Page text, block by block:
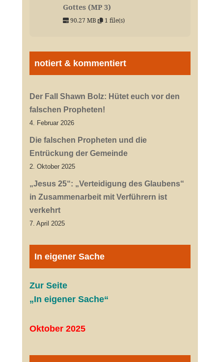
Gottes (MP 3)
90.27 MB 1 file(s)
notiert & kommentiert
Der Fall Shawn Bolz: Hütet euch vor den
falschen Propheten!
4. Februar 2026
Die falschen Propheten und die
Entrückung der Gemeinde
2. Oktober 2025
„Jesus 25“: „Verteidigung des Glaubens“
in Zusammenarbeit mit Verführern ist
verkehrt
7. April 2025
In eigener Sache
Zur Seite
„In eigener Sache“
Oktober 2025